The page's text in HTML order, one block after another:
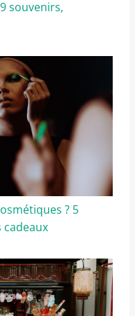
souvenirs,
? 5
cadeaux